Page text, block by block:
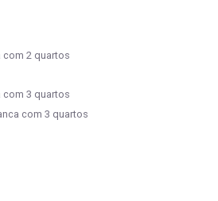
com 2 quartos
com 3 quartos
com 3 quartos